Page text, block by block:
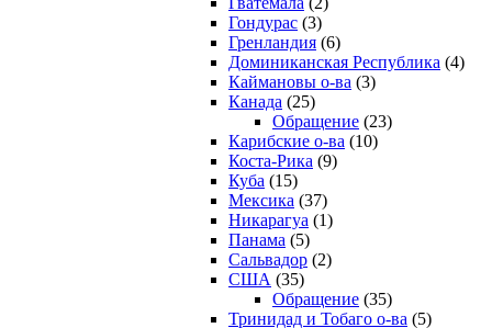
Гондурас (3)
Гренландия (6)
Доминиканская Республика (4)
Каймановы о-ва (3)
Канада (25)
Обращение (23)
Карибские о-ва (10)
Коста-Рика (9)
Куба (15)
Мексика (37)
Никарагуа (1)
Панама (5)
Сальвадор (2)
США (35)
Обращение (35)
Тринидад и Тобаго о-ва (5)